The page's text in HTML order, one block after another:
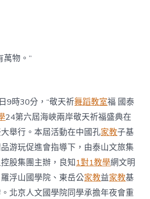
宮
格
私
密
空
間
盛
典〉
中
萬物。”
9時30分，“敬天祈舞蹈教室福 國泰
24第六屆海峽兩岸敬天祈福盛典在
舉行。本屆活動在中國孔家教子基
游玩促進會指導下，由泰山文旅集
股集團主辦，良知1對1教學網文明
浮山國學院、東岳公家教益家教基
北京人文國學院同學承擔年夜會重